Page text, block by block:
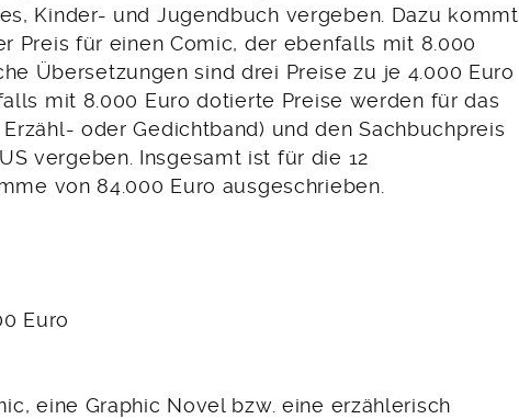
Kinder- und Jugendbuch vergeben. Dazu kommt
Preis für einen Comic, der ebenfalls mit 8.000
Übersetzungen sind drei Preise zu je 4.000 Euro
mit 8.000 Euro dotierte Preise werden für das
oder Gedichtband) und den Sachbuchpreis
vergeben. Insgesamt ist für die 12
von 84.000 Euro ausgeschrieben.
Euro
eine Graphic Novel bzw. eine erzählerisch